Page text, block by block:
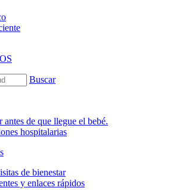
Buscar
antes de que llegue el bebé.
hospitalarias
de bienestar
y enlaces rápidos